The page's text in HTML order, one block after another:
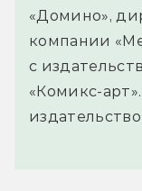
«Домино»,
компании
с
«Комикс-
издательство